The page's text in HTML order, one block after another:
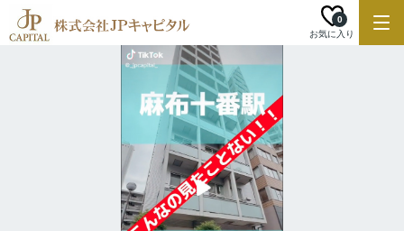
お気に入り
0